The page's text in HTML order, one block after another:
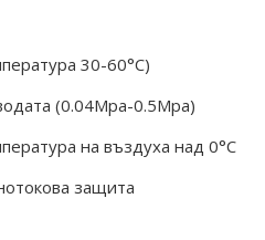
30-60°C)
(0.04Mpa-0.5Mpa)
на въздуха над 0°C
защита